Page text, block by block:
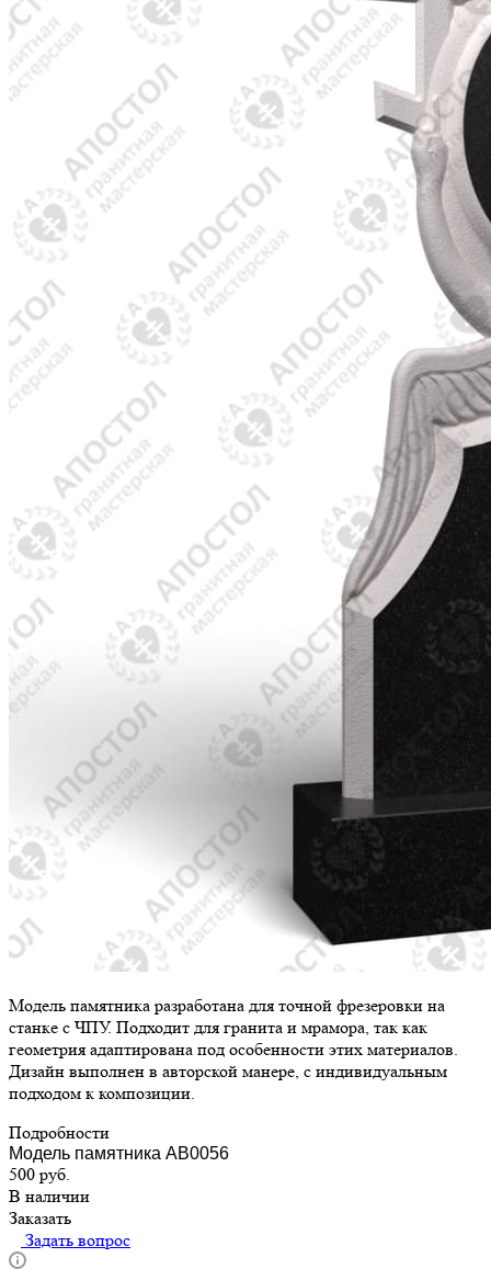
Модель памятника разработана для точной фрезеровки на
станке с ЧПУ. Подходит для гранита и мрамора, так как
геометрия адаптирована под особенности этих материалов.
Дизайн выполнен в авторской манере, с индивидуальным
подходом к композиции.
Подробности
Модель памятника АВ0056
500 руб.
В наличии
Заказать
Задать вопрос